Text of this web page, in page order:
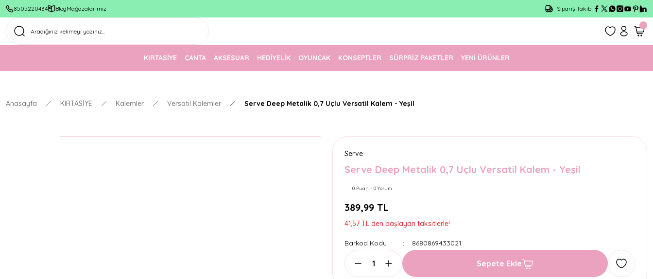
8505220434 BlogMağazalarımız
1500 TL Üzeri Ücretsiz Kargo
Sipariş Takibi
KIRTASİYE ÇANTA AKSESUAR HEDİYELİK OYUNCAK KONSEPTLER SÜRPRİZ PAKETLER YENİ ÜRÜNLER
Anasayfa KIRTASİYE Kalemler Versatil Kalemler Serve Deep Metalik 0,7 Uçlu Versatil Kalem - Yeşil
Serve
Serve Deep Metalik 0,7 Uçlu Versatil Kalem - Yeşil
0 Puan - 0 Yorum
389,99 TL
41,57 TL den başlayan taksitlerle!
Barkod Kodu 8680869433021
Sepete Ekle